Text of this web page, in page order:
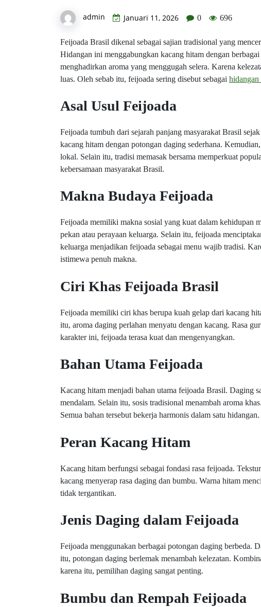
admin Januari 11, 2026 0 696
Feijoada Brasil dikenal sebagai sajian tradisional yang
Hidangan ini menggabungkan kacang hitam dengan
menghadirkan aroma yang menggugah selera. Karena
luas. Oleh sebab itu, feijoada sering disebut sebagai hidangan
Asal Usul Feijoada
Feijoada tumbuh dari sejarah panjang masyarakat Brasil
kacang hitam dengan potongan daging sederhana.
lokal. Selain itu, tradisi memasak bersama memperkuat
kebersamaan masyarakat Brasil.
Makna Budaya Feijoada
Feijoada memiliki makna sosial yang kuat dalam kehidupan
pekan atau perayaan keluarga. Selain itu, feijoada
keluarga menjadikan feijoada sebagai menu wajib tradisi.
istimewa penuh makna.
Ciri Khas Feijoada Brasil
Feijoada memiliki ciri khas berupa kuah gelap dari kacang
itu, aroma daging perlahan menyatu dengan kacang. Rasa
karakter ini, feijoada terasa kuat dan mengenyangkan.
Bahan Utama Feijoada
Kacang hitam menjadi bahan utama feijoada Brasil. Daging
mendalam. Selain itu, sosis tradisional menambah aroma
Semua bahan tersebut bekerja harmonis dalam satu hidangan.
Peran Kacang Hitam
Kacang hitam berfungsi sebagai fondasi rasa feijoada.
kacang menyerap rasa daging dan bumbu. Warna hitam
tidak tergantikan.
Jenis Daging dalam Feijoada
Feijoada menggunakan berbagai potongan daging berbeda.
itu, potongan daging berlemak menambah kelezatan.
karena itu, pemilihan daging sangat penting.
Bumbu dan Rempah Feijoada